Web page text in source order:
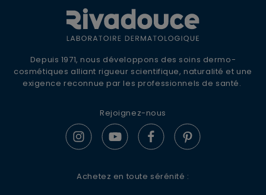
OFFRE DE BIENVENUE
10% DE REMISE +
LIVRAISON OFFERTE
Inscrivez-vous à la newsletter Rivadouce
pour recevoir nos conseils d'experts, nos
actualités et offres spéciales.
S'ABONNER
Depuis 1971, nous développons des soins dermo-
cosmétiques alliant rigueur scientifique, naturalité et une
exigence reconnue par les professionnels de santé.
Rejoignez-nous
Achetez en toute sérénité :